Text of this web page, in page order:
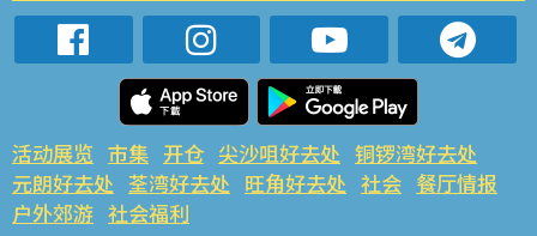
活动展览 市集 开仓 尖沙咀好去处 铜锣湾好去处
元朗好去处 荃湾好去处 旺角好去处 社会 餐厅情报
户外郊游 社会福利